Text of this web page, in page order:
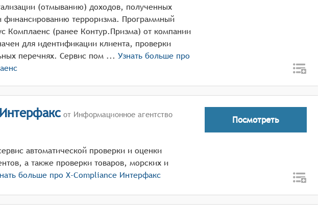
(отмыванию) доходов, полученных
финансированию терроризма. Программный
Комплаенс (ранее Контур.Призма) от компании
для идентификации клиента, проверки
компаний в специальных перечнях. Сервис пом ... Узнать больше про
от Информационное агентство
автоматической проверки и оценки
а также проверки товаров, морских и
больше про X-Compliance Интерфакс
Посмотреть